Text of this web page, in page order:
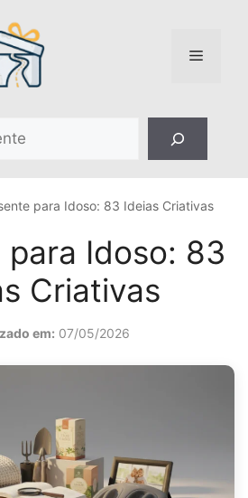
Menu
para Idoso: 83 Ideias Criativas
para Idoso: 83
Criativas
em: 07/05/2026